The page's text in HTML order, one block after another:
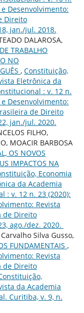
Desenvolvimento:
Direito
jan./jul. 2018.
DALAROSA,
TRABALHO
NO
, Constituição,
Eletrônica da
: v. 12 n.
Desenvolvimento:
de Direito
jan./jul. 2020.
FILHO,
MOACIR BARBOSA
OS NOVOS
IMPACTOS NA
Economia
da Academia
: v. 12 n. 23 (2020):
Revista
de Direito
ago./dez. 2020.
Silva Gusso,
FUNDAMENTAIS ,
Revista
de Direito
da Academia
Curitiba, v. 9, n.